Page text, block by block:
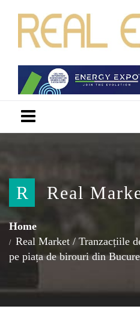
R Real
Home
Real Market / Tranzacțiile
pe piața de birouri din